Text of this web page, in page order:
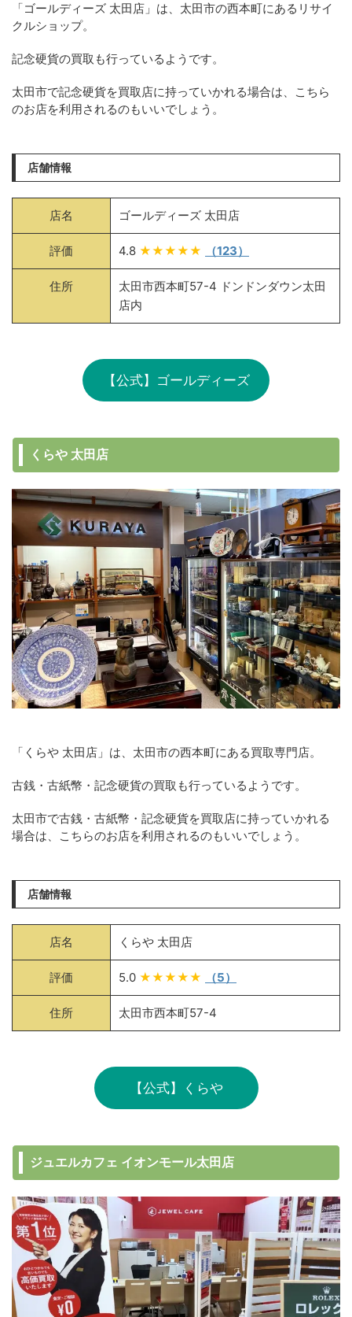
「ゴールディーズ 太田店」は、太田市の西本町にあるリサイ
クルショップ。
記念硬貨の買取も行っているようです。
太田市で記念硬貨を買取店に持っていかれる場合は、こちら
のお店を利用されるのもいいでしょう。
店舗情報
店名 ゴールディーズ 太田店
評価 4.8 ★★★★★ （123）
住所
太田市西本町57-4 ドンドンダウン太田
店内
【公式】ゴールディーズ
くらや 太田店
「くらや 太田店」は、太田市の西本町にある買取専門店。
古銭・古紙幣・記念硬貨の買取も行っているようです。
太田市で古銭・古紙幣・記念硬貨を買取店に持っていかれる
場合は、こちらのお店を利用されるのもいいでしょう。
店舗情報
店名 くらや 太田店
評価 5.0 ★★★★★ （5）
住所 太田市西本町57-4
【公式】くらや
ジュエルカフェ イオンモール太田店